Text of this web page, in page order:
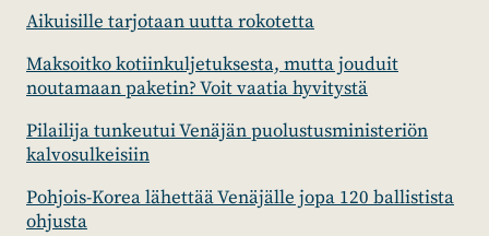
Aikuisille tarjotaan uutta rokotetta
Maksoitko kotiinkuljetuksesta, mutta jouduit
noutamaan paketin? Voit vaatia hyvitystä
Pilailija tunkeutui Venäjän puolustusministeriön
kalvosulkeisiin
Pohjois-Korea lähettää Venäjälle jopa 120 ballistista
ohjusta